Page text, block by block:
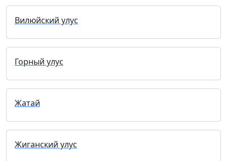
Вилюйский улус
Горный улус
Жатай
Жиганский улус